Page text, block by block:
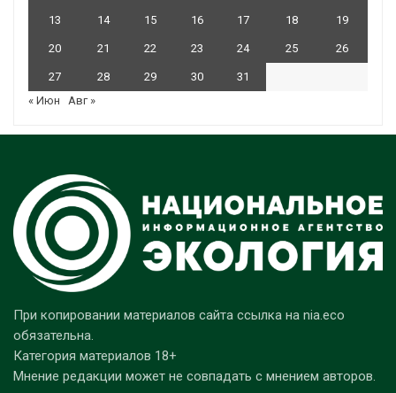
13 14 15 16 17 18 19
20 21 22 23 24 25 26
27 28 29 30
31
« Июн
Авг »
При копировании материалов сайта ссылка на nia.eco
обязательна.
Категория материалов 18+
Мнение редакции может не совпадать с мнением авторов.